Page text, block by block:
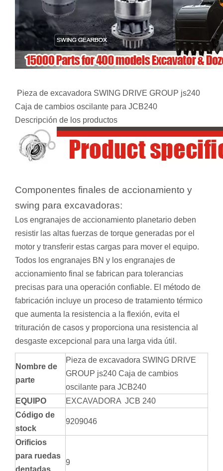
Pieza de excavadora SWING DRIVE GROUP js240
Caja de cambios oscilante para JCB240
Descripción de los productos
Componentes finales de accionamiento y
swing para excavadoras:
Los engranajes de accionamiento planetario deben
resistir las altas fuerzas de torque generadas por el
motor y transferir estas cargas para mover el equipo.
Todos los engranajes BN y los engranajes de
accionamiento final se fabrican para tolerancias
precisas para una operación confiable. El método de
fabricación incluye un proceso de tratamiento térmico
que aumenta la resistencia a la flexión, evita el
trituración de casos y proporciona una resistencia al
desgaste excepcional para una larga vida útil.
Nombre de
parte
Pieza de excavadora SWING DRIVE
GROUP js240 Caja de cambios
oscilante para JCB240
EQUIPO
EXCAVADORA JCB 240
Código de
stock
9209046
Orificios
para ruedas
dentadas
9